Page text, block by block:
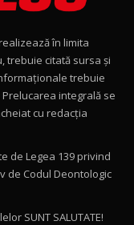
4MATIC+ / Test
AutoBlog.MD
în limita
trebuie citată sursa și
trebuie
Prelucarea integrală se
cu redacţia
de Legea 139 privind
de Codul Deontologic
SUNT SALUTATE!